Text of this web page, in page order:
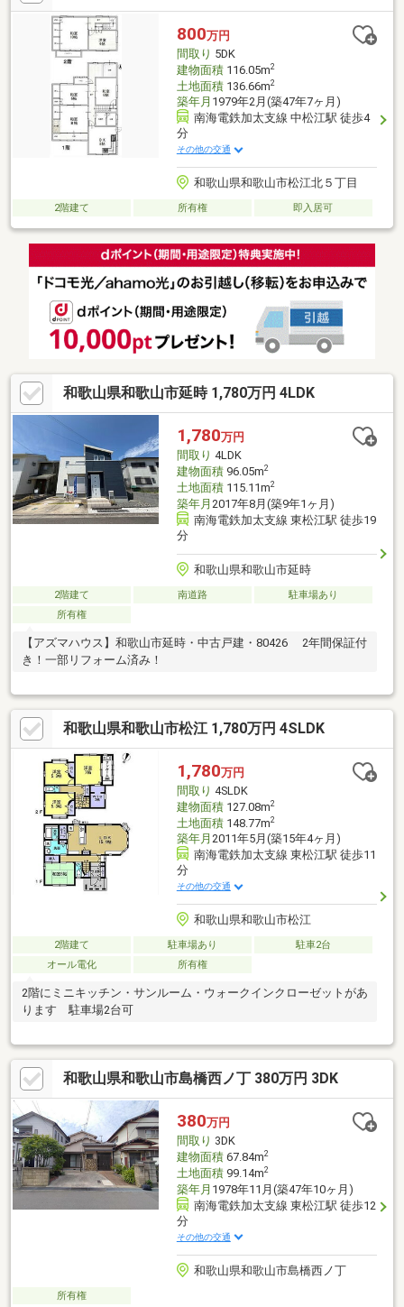
800万円
間取り 5DK
建物面積116.05m2
土地面積136.66m2
築年月 1979年2月(築47年7ヶ月)
南海電鉄加太支線 中松江駅 徒歩4
分
その他の交通
和歌山県和歌山市松江北５丁目
2階建て 所有権 即入居可
和歌山県和歌山市延時 1,780万円 4LDK
1,780万円
間取り 4LDK
建物面積96.05m2
土地面積115.11m2
築年月 2017年8月(築9年1ヶ月)
南海電鉄加太支線 東松江駅 徒歩19
分
和歌山県和歌山市延時
2階建て 南道路
駐車場あり
所有権
【アズマハウス】和歌山市延時・中古戸建・80426 2年間保証付
き！一部リフォーム済み！
和歌山県和歌山市松江 1,780万円 4SLDK
1,780万円
間取り 4SLDK
建物面積127.08m2
土地面積148.77m2
築年月 2011年5月(築15年4ヶ月)
南海電鉄加太支線 東松江駅 徒歩11
分
その他の交通
和歌山県和歌山市松江
2階建て 駐車場あり
駐車2台
オール電化
所有権
2階にミニキッチン・サンルーム・ウォークインクローゼットがあ
ります 駐車場2台可
和歌山県和歌山市島橋西ノ丁 380万円 3DK
380万円
間取り 3DK
建物面積67.84m2
土地面積99.14m2
築年月 1978年11月(築47年10ヶ月)
南海電鉄加太支線 東松江駅 徒歩12
分
その他の交通
和歌山県和歌山市島橋西ノ丁
所有権